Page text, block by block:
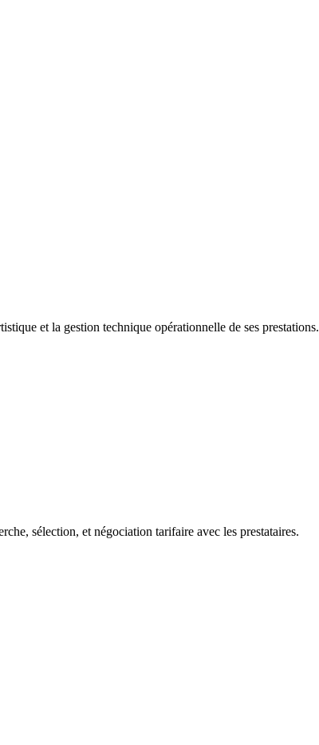
et la gestion technique opérationnelle de ses prestations.
sélection, et négociation tarifaire avec les prestataires.